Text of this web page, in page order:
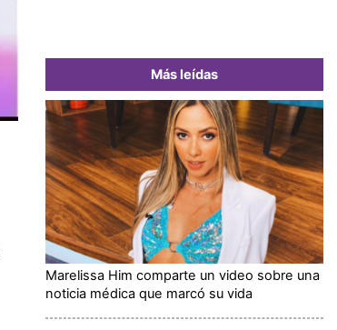
Más leídas
Marelissa Him comparte un video sobre una
noticia médica que marcó su vida